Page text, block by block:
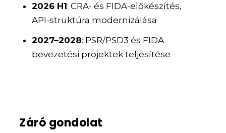
2026 H1: CRA- és FIDA-előkészítés,
API-struktúra modernizálása
2027–2028: PSR/PSD3 és FIDA
bevezetési projektek teljesítése
Záró gondolat